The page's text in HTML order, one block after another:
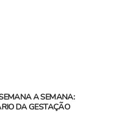
A SEMANA:
DA GESTAÇÃO